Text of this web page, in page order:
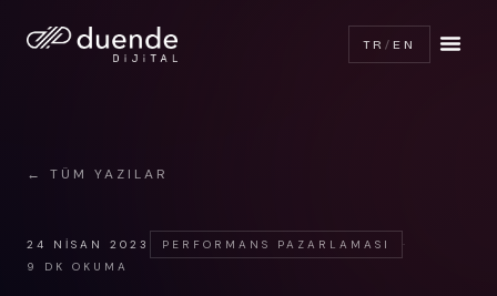
TR / EN
← TÜM YAZILAR
24 NISAN 2023 PERFORMANS PAZARLAMASI
·
9 DK OKUMA